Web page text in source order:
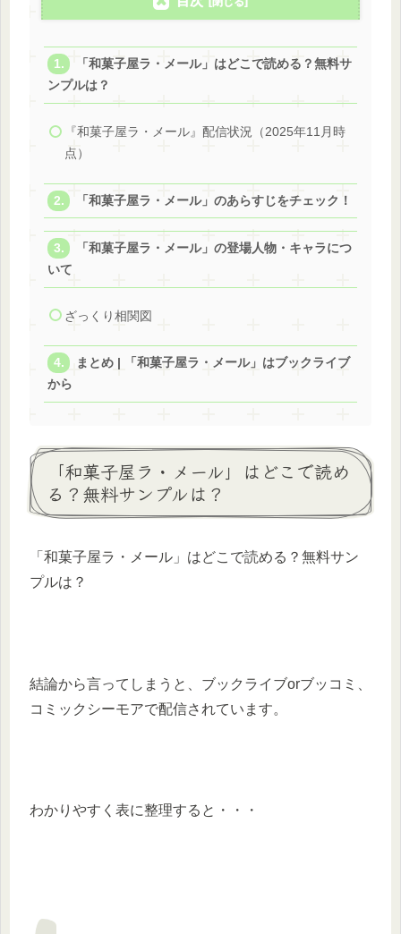
「和菓子屋ラ・メール」はどこで読める？無料サ
ンプルは？
『和菓子屋ラ・メール』配信状況（2025年11月時
点）
「和菓子屋ラ・メール」のあらすじをチェック！
「和菓子屋ラ・メール」の登場人物・キャラにつ
いて
ざっくり相関図
まとめ | 「和菓子屋ラ・メール」はブックライブ
から
「和菓子屋ラ・メール」はどこで読め
る？無料サンプルは？
「和菓子屋ラ・メール」はどこで読める？無料サン
プルは？
結論から言ってしまうと、ブックライブorブッコミ、
コミックシーモアで配信されています。
わかりやすく表に整理すると・・・